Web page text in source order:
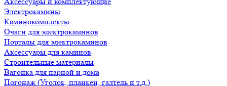
Электрокамины
Каминокомплекты
Очаги для электрокаминов
Порталы для электрокаминов
Аксессуары для каминов
Строительные материалы
Вагонка для парной и дома
Погонаж (Уголок, планкен, галтель и т.д.)